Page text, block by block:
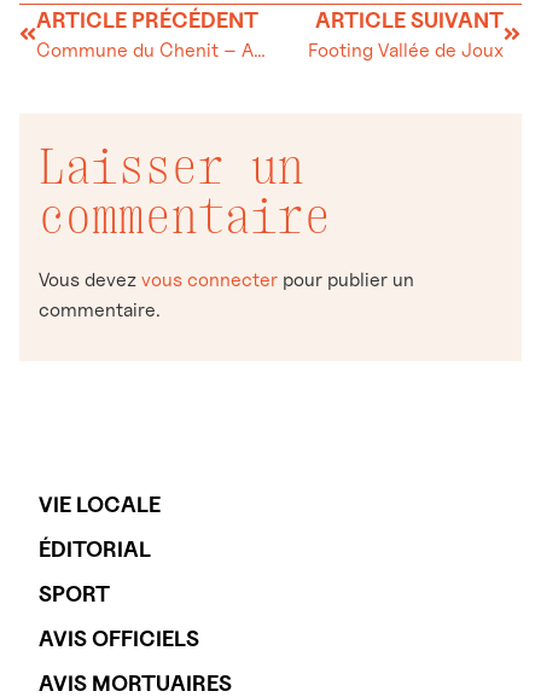
VIE LOCALE
ÉDITORIAL
SPORT
AVIS OFFICIELS
AVIS MORTUAIRES
ARTICLE PRÉCÉDENT
Commune du Chenit – Avis d’enquête
ARTICLE SUIVANT
Footing Vallée de Joux
Laisser un
commentaire
Vous devez vous connecter pour publier un
commentaire.